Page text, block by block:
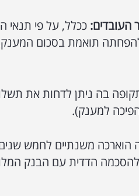
העובדים: ככלל, על פי תנאי
תואמת בסכום
בה ניתן לדחות את
למענק).
הוארכה משנתיים לחמש
להסכמה הדדית עם הבנק